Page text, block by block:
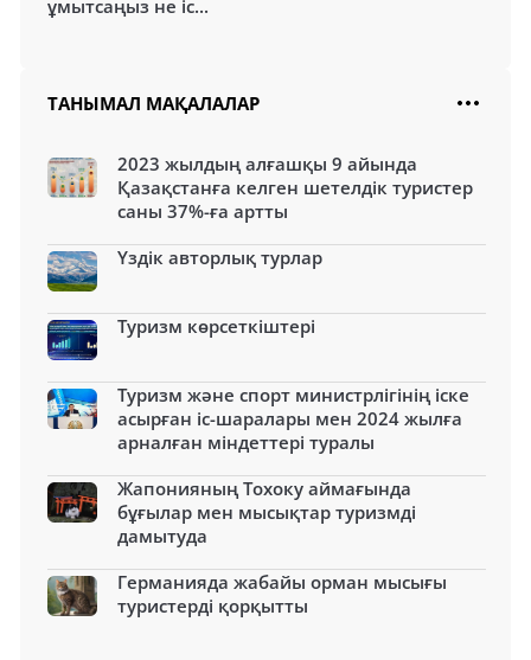
ұмытсаңыз не іс...
ТАНЫМАЛ МАҚАЛАЛАР
2023 жылдың алғашқы 9 айында
Қазақстанға келген шетелдік туристер
саны 37%-ға артты
Үздік авторлық турлар
Туризм көрсеткіштері
Туризм және спорт министрлігінің іске
асырған іс-шаралары мен 2024 жылға
арналған міндеттері туралы
Жапонияның Тохоку аймағында
бұғылар мен мысықтар туризмді
дамытуда
Германияда жабайы орман мысығы
туристерді қорқытты